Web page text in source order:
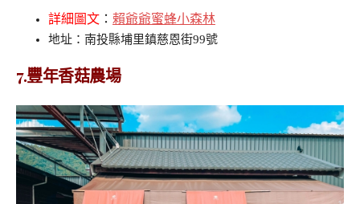
詳細圖文 ： 賴爺爺蜜蜂小森林
地址：南投縣埔里鎮慈恩街99號
7.豐年香菇農場